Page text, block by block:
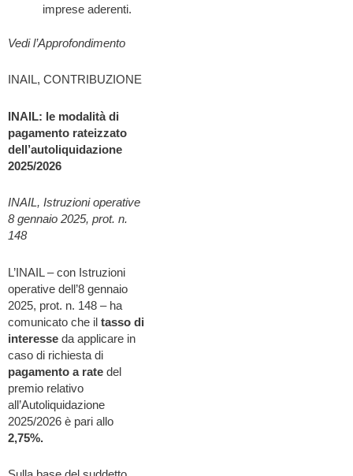
imprese aderenti.
Vedi l’Approfondimento
INAIL, CONTRIBUZIONE
INAIL: le modalità di
pagamento rateizzato
dell’autoliquidazione
2025/2026
INAIL, Istruzioni operative
8 gennaio 2025, prot. n.
148
L’INAIL – con Istruzioni
operative dell’8 gennaio
2025, prot. n. 148 – ha
comunicato che il tasso di
interesse da applicare in
caso di richiesta di
pagamento a rate del
premio relativo
all’Autoliquidazione
2025/2026 è pari allo
2,75%.